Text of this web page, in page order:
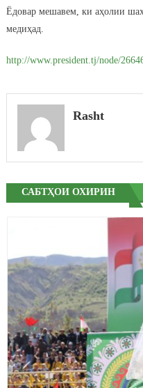
Ёдовар мешавем, ки аҳолии
медиҳад.
http://www.president.tj/node/
Rasht
САБТҲОИ ОХИРИН